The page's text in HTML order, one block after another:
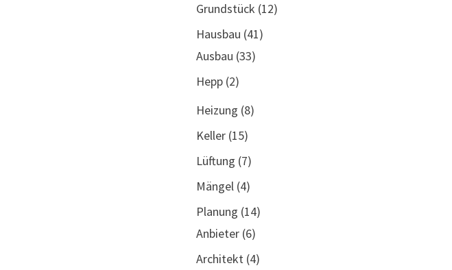
Grundstück (12)
Hausbau (41)
Ausbau (33)
Hepp(2)
Heizung (8)
Keller(15)
Lüftung (7)
Mängel(4)
Planung (14)
Anbieter(6)
Architekt(4)